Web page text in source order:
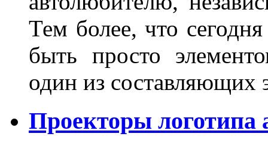
Тем более, что сегодня
быть просто
один из
Проекторы логотипа